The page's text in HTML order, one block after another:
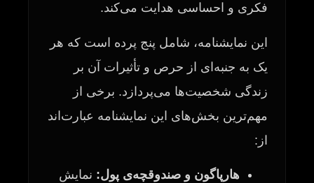
فکری و احساسی هدایت می‌کند.
این نمایشنامه، شامل پنج پرده است که هر
یک به جنبه‌ای از حرص و تأثیرات آن بر
زندگی شخصیت‌ها می‌پردازد. برخی از
مهم‌ترین بخش‌های این نمایشنامه عبارت‌اند
از:
هارپاگون و صندوقچه‌ی پول: نمایش